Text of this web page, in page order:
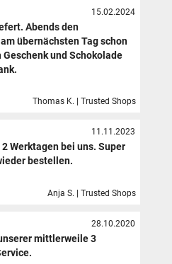
15.02.2024
Abends den
übernächsten Tag schon
und Schokolade
Thomas K. | Trusted Shops
11.11.2023
Werktagen bei uns. Super
bestellen.
Anja S. | Trusted Shops
28.10.2020
mittlerweile 3